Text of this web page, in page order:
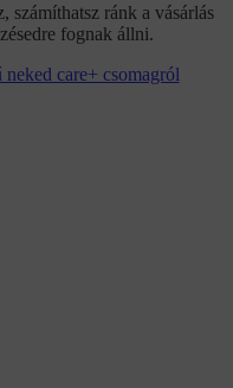
számíthatsz ránk a vásárlás
fognak állni.
care+ csomagról